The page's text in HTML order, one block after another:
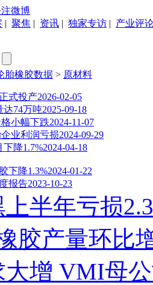
微博
| 聚焦 | 资讯 | 独家专访 | 产业评
胎橡胶数据 > 原材料
式投产2026-02-05
达74万吨2025-09-18
小幅下跌2024-11-07
业利润亏损2024-09-29
降1.7%2024-04-18
下降1.3%2024-01-22
报告2023-10-23
半年亏损
胶产量环比
大增 VMI母